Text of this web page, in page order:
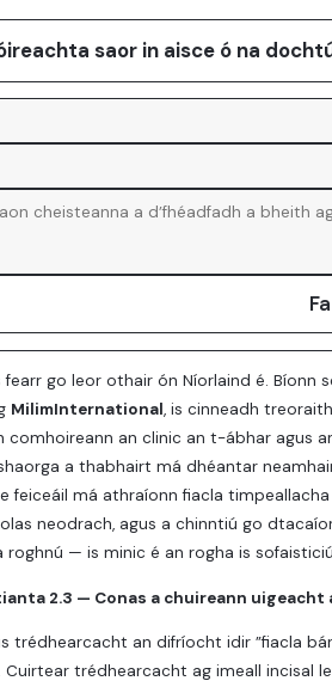
saor in aisce ó na
go leor othair ón Níorlaind é.
MilimInternational, is cinneadh
comhoireann an clinic an t-ábhar agus
a thabhairt má dhéantar
feiceáil má athraíonn fiacla
neodrach, agus a chinntiú go
— is minic é an rogha is
2.3 — Conas a chuireann
trédhearcacht an difríocht idir ”fiacla
Cuirtear trédhearcacht ag imeall incisal